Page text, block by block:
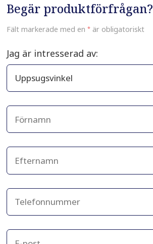
Begär produktförfrågan?
Fält markerade med en *är obligatoriskt
Jag är intresserad av: